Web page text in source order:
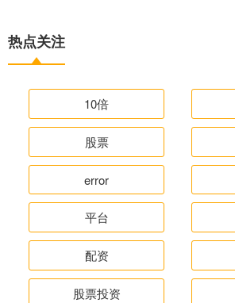
热点关注
10倍
股票
error
平台
配资
股票投资